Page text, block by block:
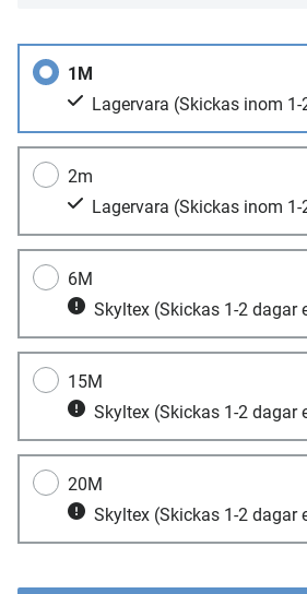
1M
Lagervara (Skickas inom
2m
Lagervara (Skickas inom
6M
Skyltex (Skickas 1-2 dagar
15M
Skyltex (Skickas 1-2 dagar
20M
Skyltex (Skickas 1-2 dagar